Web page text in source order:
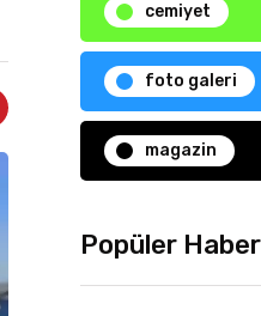
cemiyet
foto galeri
magazin
Popüler